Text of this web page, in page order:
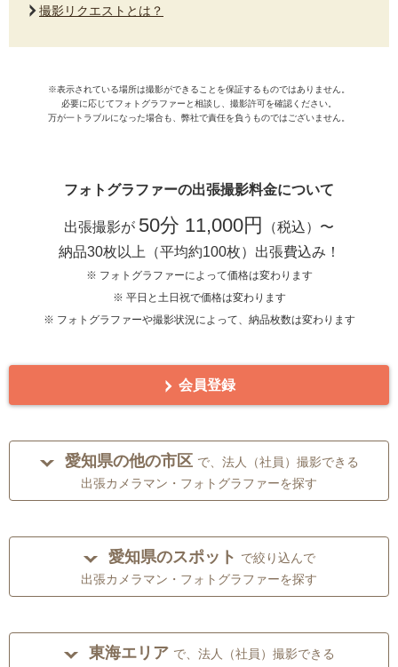
撮影リクエストとは？
※表示されている場所は撮影ができることを保証するものではありません。
必要に応じてフォトグラファーと相談し、撮影許可を確認ください。
万が一トラブルになった場合も、弊社で責任を負うものではございません。
フォトグラファーの出張撮影料金について
出張撮影が 50分 11,000円
（税込）〜
納品30枚以上（平均約100枚）出張費込み！
※ フォトグラファーによって価格は変わります
※ 平日と土日祝で価格は変わります
※ フォトグラファーや撮影状況によって、納品枚数は変わります
会員登録
愛知県の他の市区 で、法人（社員）撮影できる
出張カメラマン・フォトグラファーを探す
愛知県のスポット で絞り込んで
出張カメラマン・フォトグラファーを探す
東海エリア で、法人（社員）撮影できる